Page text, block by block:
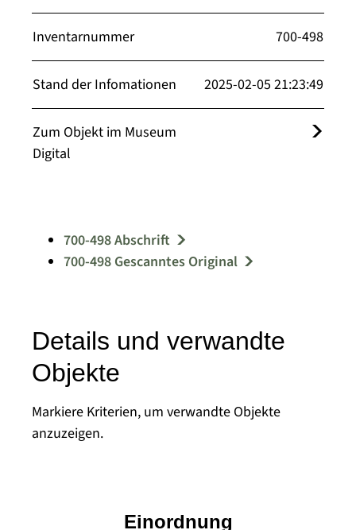
Inventarnummer 700-498
Stand der Infomationen 2025-02-05 21:23:49
Zum Objekt im Museum
Digital
700-498 Abschrift
700-498 Gescanntes Original
Details und verwandte
Objekte
Markiere Kriterien, um verwandte Objekte
anzuzeigen.
Einordnung